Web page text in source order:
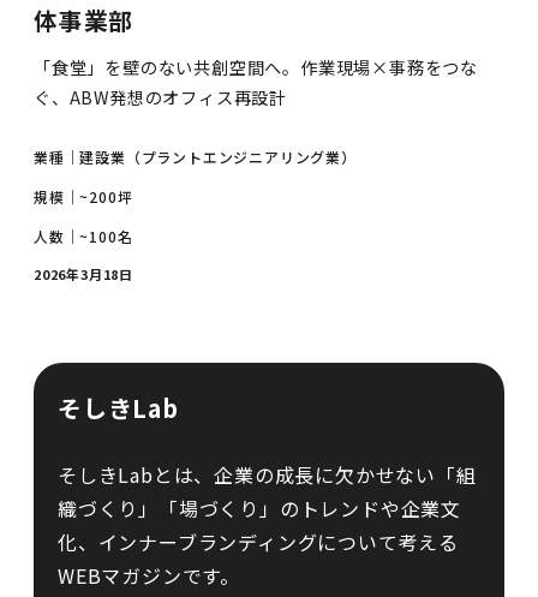
体事業部
「食堂」を壁のない共創空間へ。作業現場×事務をつな
ぐ、ABW発想のオフィス再設計
業種｜建設業（プラントエンジニアリング業）
規模｜~200坪
人数｜~100名
2026年3月18日
そしきLab
そしきLabとは、企業の成長に欠かせない「組
織づくり」「場づくり」のトレンドや企業文
化、インナーブランディングについて考える
WEBマガジンです。